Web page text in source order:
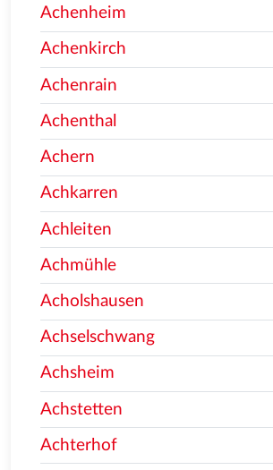
Achenheim
Achenkirch
Achenrain
Achenthal
Achern
Achkarren
Achleiten
Achmühle
Acholshausen
Achselschwang
Achsheim
Achstetten
Achterhof